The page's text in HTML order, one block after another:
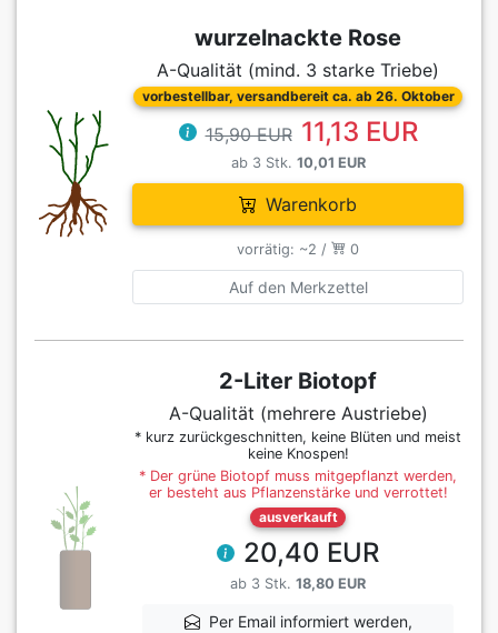
wurzelnackte Rose
A-Qualität (mind. 3 starke Triebe)
vorbestellbar, versandbereit ca. ab 26. Oktober
15,90 EUR 11,13 EUR
ab 3 Stk. 10,01 EUR
Warenkorb
vorrätig: ~2 / 0
Auf den Merkzettel
2-Liter Biotopf
A-Qualität (mehrere Austriebe)
* kurz zurückgeschnitten, keine Blüten und meist
keine Knospen!
* Der grüne Biotopf muss mitgepflanzt werden,
er besteht aus Pflanzenstärke und verrottet!
ausverkauft
20,40 EUR
ab 3 Stk. 18,80 EUR
Per Email informiert werden,